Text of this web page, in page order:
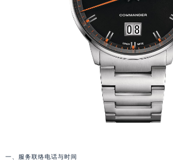
一、服务联络电话与时间